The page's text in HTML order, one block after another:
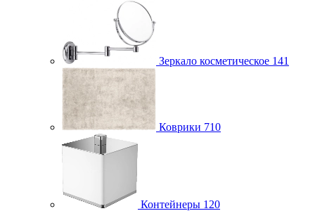
Зеркало косметическое 141
Коврики 710
Контейнеры 120